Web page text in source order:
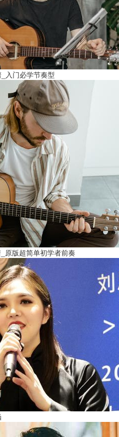
入门必学节奏型
原版超简单初学者前奏